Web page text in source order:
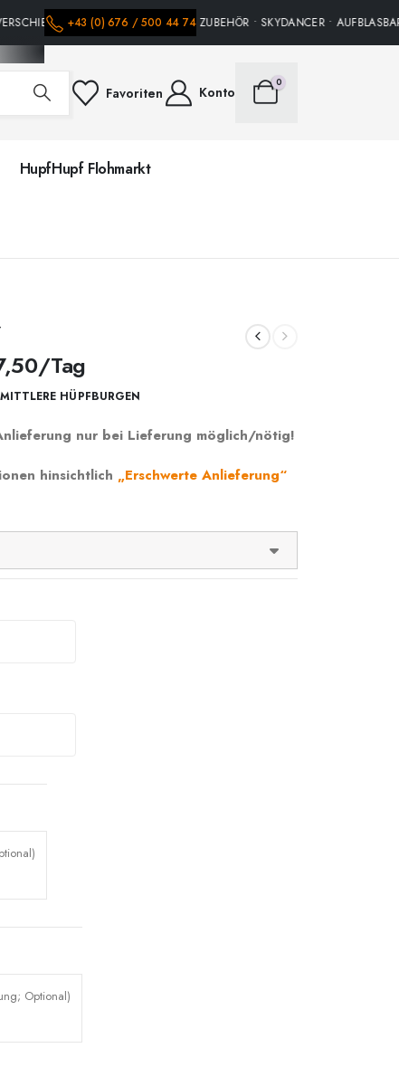
HÜPFBURGEN • PARTY ZUBEHÖR • SKYDANCER •
+43 (0) 676 / 500 44 74
Favoriten Konto
0
HupfHupf Flohmarkt
/Tag
MITTLERE HÜPFBURGEN
nur bei Lieferung möglich/nötig!
hinsichtlich „Erschwerte Anlieferung“
Optional)